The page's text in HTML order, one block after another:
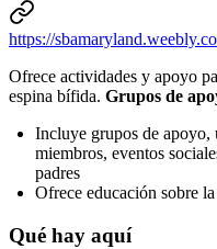
https://
Ofrece actividades y apoyo
espina bífida. Grupos de
Incluye grupos de apoyo,
miembros, eventos
padres
Ofrece educación sobre
Qué hay aquí